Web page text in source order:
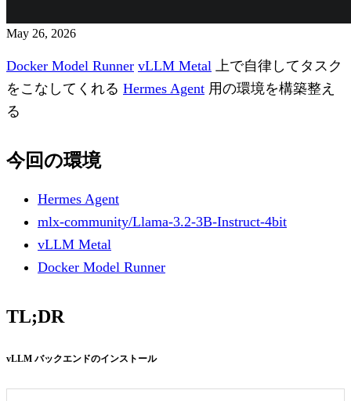
May 26, 2026
Docker Model Runner vLLM Metal 上で自律してタスク
をこなしてくれる Hermes Agent 用の環境を構築整え
る
今回の環境
Hermes Agent
mlx-community/Llama-3.2-3B-Instruct-4bit
vLLM Metal
Docker Model Runner
TL;DR
vLLM バックエンドのインストール